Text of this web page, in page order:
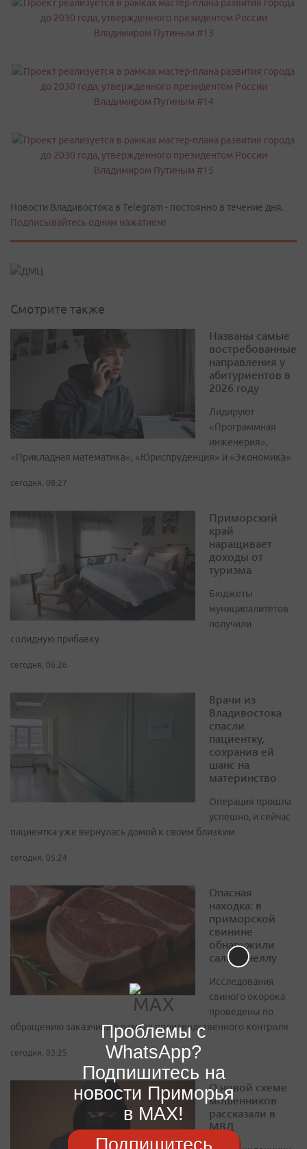
Новости Владивостока в Telegram - постоянно в течение дня.
Подписывайтесь одним нажатием!
Смотрите также
Названы самые
востребованные
направления у
абитуриентов в
2026 году
Лидируют
«Программная
инженерия»,
«Прикладная математика», «Юриспруденция» и «Экономика»
сегодня, 08:27
Приморский
край
наращивает
доходы от
туризма
Бюджеты
муниципалитетов
получили
солидную прибавку
сегодня, 06:26
Врачи из
Владивостока
спасли
пациентку,
сохранив ей
шанс на
материнство
Операция прошла
успешно, и сейчас
пациентка уже вернулась домой к своим близким
сегодня, 05:24
Опасная
находка: в
приморской
свинине
обнаружили
сальмонеллу
Исследования
свиного окорока
проведены по
обращению заказчика в рамках производственного контроля
сегодня, 03:25
О новой схеме
мошенников
рассказали в
МВД
Проблемы с
WhatsApp?
Подпишитесь на
новости Приморья
в MAX!
Подпишитесь